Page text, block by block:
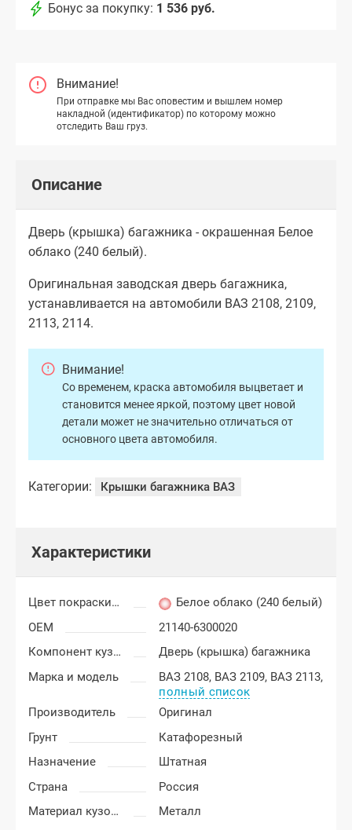
Бонус за покупку: 1 536 руб.
Внимание!
При отправке мы Вас оповестим и вышлем номер
накладной (идентификатор) по которому можно
отследить Ваш груз.
Описание
Дверь (крышка) багажника - окрашенная Белое
облако (240 белый).
Оригинальная заводская дверь багажника,
устанавливается на автомобили ВАЗ 2108, 2109,
2113, 2114.
Внимание!
Со временем, краска автомобиля выцветает и
становится менее яркой, поэтому цвет новой
детали может не значительно отличаться от
основного цвета автомобиля.
Категории: Крышки багажника ВАЗ
Характеристики
Цвет покраски ВАЗ 2113, 2114, 2115
Белое облако (240 белый)
OEM
21140-6300020
Компонент кузова
Дверь (крышка) багажника
Марка и модель
ВАЗ 2108, ВАЗ 2109, ВАЗ 2113,
полный список
Производитель
Оригинал
Грунт
Катафорезный
Назначение
Штатная
Страна
Россия
Материал кузовных деталей
Металл